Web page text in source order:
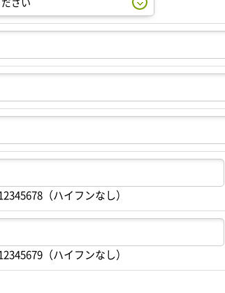
（ハイフンなし）
（ハイフンなし）